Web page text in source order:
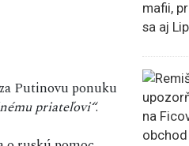
Putinovu ponuku
priateľovi“.